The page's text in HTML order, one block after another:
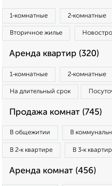
1‑комнатные 2‑комнатные
Вторичное жилье
Аренда квартир (320)
1‑комнатные 2‑комнатные
На длительный срок
Продажа комнат (745)
В общежитии В
В 2‑к квартире В 3‑к
Аренда комнат (456)